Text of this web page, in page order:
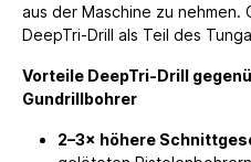
aus der Maschine zu nehmen.
DeepTri-Drill als Teil des
Vorteile DeepTri-Drill
Gundrillbohrer
2–3× höhere